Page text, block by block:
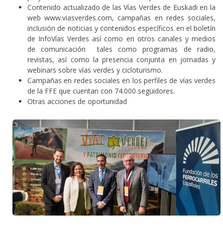
Contenido actualizado de las Vías Verdes de Euskadi en la
web www.viasverdes.com, campañas en redes sociales,
inclusión de noticias y contenidos específicos en el boletín
de InfoVías Verdes así como en otros canales y medios
de comunicación tales como programas de radio,
revistas, así como la presencia conjunta en jornadas y
webinars sobre vías verdes y cicloturismo.
Campañas en redes sociales en los perfiles de vías verdes
de la FFE que cuentan con 74.000 seguidores.
Otras acciones de oportunidad